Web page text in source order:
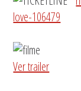
love-106479
Ver trailer